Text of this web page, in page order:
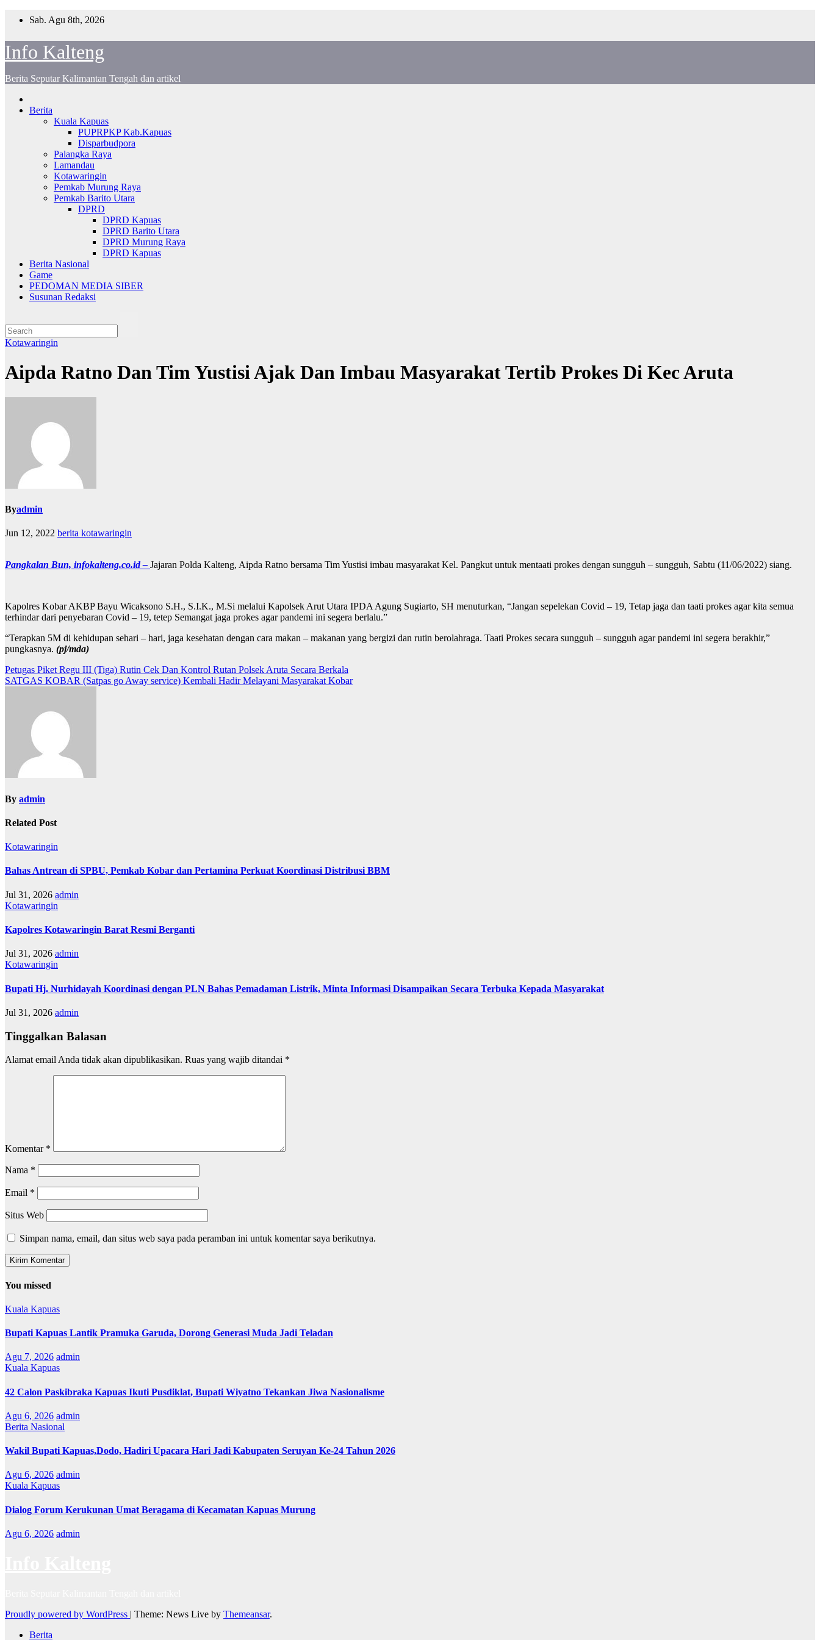
Sab. Agu 8th, 2026
Info Kalteng
Berita Seputar Kalimantan Tengah dan artikel
Berita
Kuala Kapuas
PUPRPKP Kab.Kapuas
Disparbudpora
Palangka Raya
Lamandau
Kotawaringin
Pemkab Murung Raya
Pemkab Barito Utara
DPRD
DPRD Kapuas
DPRD Barito Utara
DPRD Murung Raya
DPRD Kapuas
Berita Nasional
Game
PEDOMAN MEDIA SIBER
Susunan Redaksi
Kotawaringin
Aipda Ratno Dan Tim Yustisi Ajak Dan Imbau Masyarakat Tertib Prokes Di Kec Aruta
Byadmin
Jun 12, 2022 berita kotawaringin
Pangkalan Bun, infokalteng.co.id – Jajaran Polda Kalteng, Aipda Ratno bersama Tim Yustisi imbau masyarakat Kel. Pangkut untuk mentaati prokes dengan sungguh – sungguh, Sabtu (11/06/2022) siang.
Kapolres Kobar AKBP Bayu Wicaksono S.H., S.I.K., M.Si melalui Kapolsek Arut Utara IPDA Agung Sugiarto, SH menuturkan, “Jangan sepelekan Covid – 19, Tetap jaga dan taati prokes agar kita semua
terhindar dari penyebaran Covid – 19, tetep Semangat jaga prokes agar pandemi ini segera berlalu.”
“Terapkan 5M di kehidupan sehari – hari, jaga kesehatan dengan cara makan – makanan yang bergizi dan rutin berolahraga. Taati Prokes secara sungguh – sungguh agar pandemi ini segera berakhir,”
pungkasnya. (pj/mda)
Navigasi
pos
Petugas Piket Regu III (Tiga) Rutin Cek Dan Kontrol Rutan Polsek Aruta Secara Berkala
SATGAS KOBAR (Satpas go Away service) Kembali Hadir Melayani Masyarakat Kobar
By admin
Related Post
Kotawaringin
Bahas Antrean di SPBU, Pemkab Kobar dan Pertamina Perkuat Koordinasi Distribusi BBM
Jul 31, 2026 admin
Kotawaringin
Kapolres Kotawaringin Barat Resmi Berganti
Jul 31, 2026 admin
Kotawaringin
Bupati Hj. Nurhidayah Koordinasi dengan PLN Bahas Pemadaman Listrik, Minta Informasi Disampaikan Secara Terbuka Kepada Masyarakat
Jul 31, 2026 admin
Tinggalkan Balasan
Alamat email Anda tidak akan dipublikasikan. Ruas yang wajib ditandai *
Komentar *
Nama *
Email *
Situs Web
Simpan nama, email, dan situs web saya pada peramban ini untuk komentar saya berikutnya.
You missed
Kuala Kapuas
Bupati Kapuas Lantik Pramuka Garuda, Dorong Generasi Muda Jadi Teladan
Agu 7, 2026 admin
Kuala Kapuas
42 Calon Paskibraka Kapuas Ikuti Pusdiklat, Bupati Wiyatno Tekankan Jiwa Nasionalisme
Agu 6, 2026 admin
Berita Nasional
Wakil Bupati Kapuas,Dodo, Hadiri Upacara Hari Jadi Kabupaten Seruyan Ke-24 Tahun 2026
Agu 6, 2026 admin
Kuala Kapuas
Dialog Forum Kerukunan Umat Beragama di Kecamatan Kapuas Murung
Agu 6, 2026 admin
Proudly powered by WordPress | Theme: News Live by Themeansar.
Berita